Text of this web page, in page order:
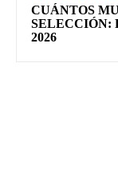
CUÁNTOS
SELECCIÓN:
2026